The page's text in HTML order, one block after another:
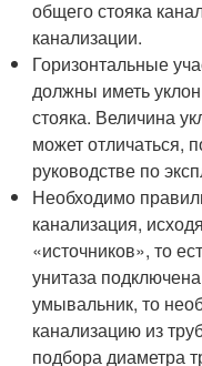
общего стояка
канализации.
Горизонтальные
должны иметь
стояка. Величина
может отличаться,
руководстве по
Необходимо
канализация,
«источников», то
унитаза
умывальник, то
канализацию из
подбора диаметра